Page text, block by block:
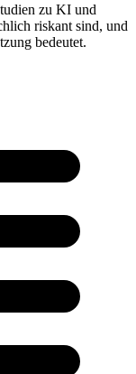
zu KI und
riskant sind, und
bedeutet.